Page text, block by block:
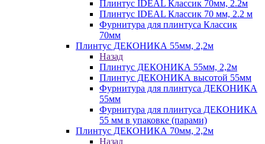
Плинтус IDEAL Классик 70мм, 2.2м
Плинтус IDEAL Классик 70 мм, 2.2 м
Фурнитура для плинтуса Классик
70мм
Плинтус ДЕКОНИКА 55мм, 2,2м
Назад
Плинтус ДЕКОНИКА 55мм, 2,2м
Плинтус ДЕКОНИКА высотой 55мм
Фурнитура для плинтуса ДЕКОНИКА
55мм
Фурнитура для плинтуса ДЕКОНИКА
55 мм в упаковке (парами)
Плинтус ДЕКОНИКА 70мм, 2,2м
Назад